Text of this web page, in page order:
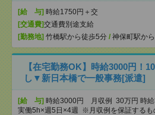
[給 与] 時給1750円＋交
[交通費]交通費別途支給
[勤務地] 竹橋駅から徒歩5分 / 神保町駅か
【在宅勤務OK】時給3000円！
し▼新日本橋で一般事務[派遣]
[給 与] 時給3000円 月収例 30万円 時給
実働5h×週5日×4週 ※月収例を保証するも